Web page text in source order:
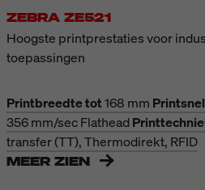
ZEBRA ZE521
Hoogste printprestaties voor
toepassingen
Printbreedte tot168 mm
356 mm/secFlathead
transfer (TT), Thermodirekt, RFID
MEER ZIEN